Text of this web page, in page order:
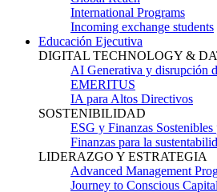
International Programs
Incoming exchange students
Educación Ejecutiva
DIGITAL TECHNOLOGY &
AI Generativa y disrupción
EMERITUS
IA para Altos Directivos
SOSTENIBILIDAD
ESG y Finanzas Sostenibles
Finanzas para la
LIDERAZGO Y ESTRATEGIA
Advanced Management
Journey to Conscious